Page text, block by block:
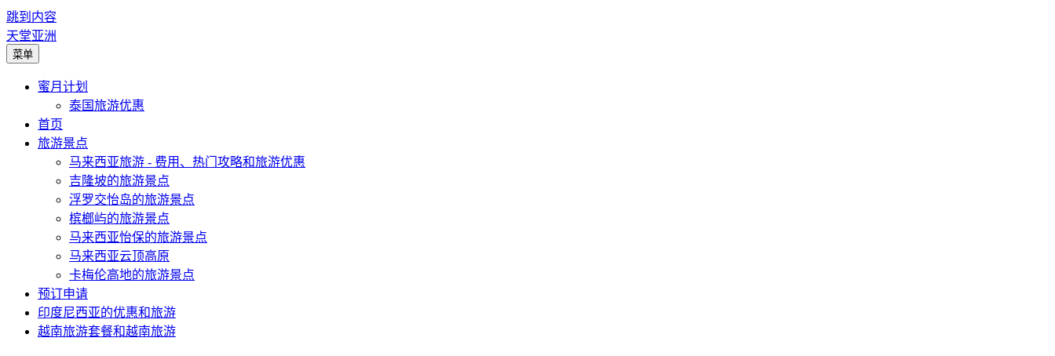
跳到内容
天堂亚洲
菜单
蜜月计划
泰国旅游优惠
首页
旅游景点
马来西亚旅游 - 费用、热门攻略和旅游优惠
吉隆坡的旅游景点
浮罗交怡岛的旅游景点
槟榔屿的旅游景点
马来西亚怡保的旅游景点
马来西亚云顶高原
卡梅伦高地的旅游景点
预订申请
印度尼西亚的优惠和旅游
越南旅游套餐和越南旅游